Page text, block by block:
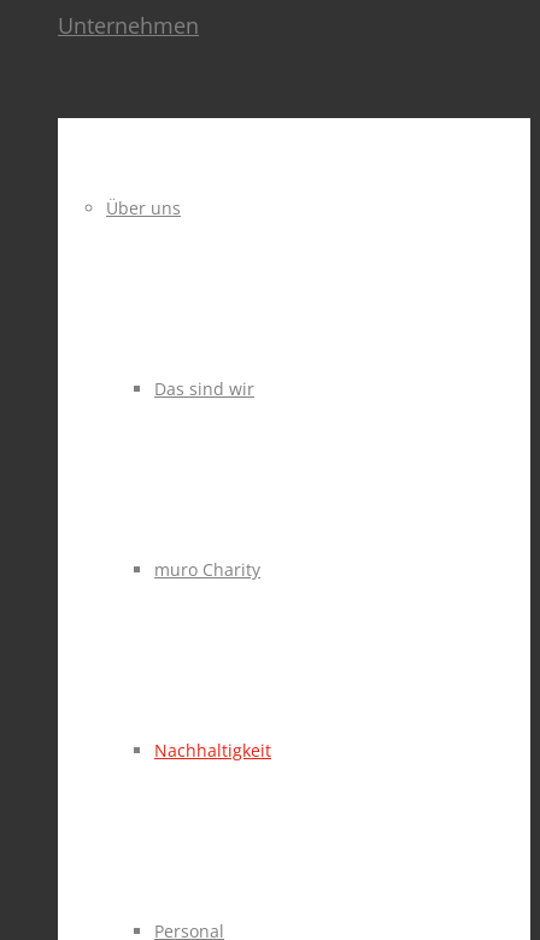
Unternehmen
Über uns
Das sind wir
muro Charity
Nachhaltigkeit
Personal